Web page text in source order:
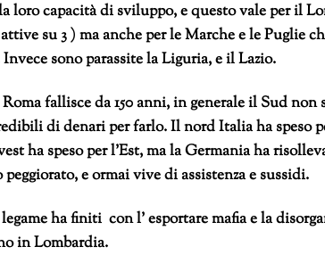
loro capacità di sviluppo, e questo vale per il
su 3 ) ma anche per le Marche e le Puglie
sono parassite la Liguria, e il Lazio.
fallisce da 150 anni, in generale il Sud
di denari per farlo. Il nord Italia ha speso
ha speso per l’Est, ma la Germania ha
peggiorato, e ormai vive di assistenza e sussidi.
ha finiti con l’ esportare mafia e la
in Lombardia.